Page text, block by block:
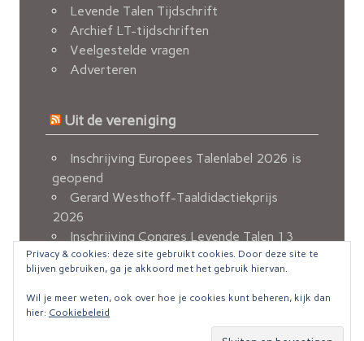
Levende Talen Tijdschrift
Archief LT-tijdschriften
Veelgestelde vragen
Adverteren
Uit de vereniging
Inschrijving Europees Talenlabel 2026 is
geopend
Gerard Westhoff-Taaldidactiekprijs
2026
Inschrijving Congres Levende Talen 13
november 2026 geopend
Berichten van de FvOv
Nieuw e-mailadres voor ledenadministratie
Privacy & cookies: deze site gebruikt cookies. Door deze site te
blijven gebruiken, ga je akkoord met het gebruik hiervan.
Wil je meer weten, ook over hoe je cookies kunt beheren, kijk dan
hier: Cookiebeleid